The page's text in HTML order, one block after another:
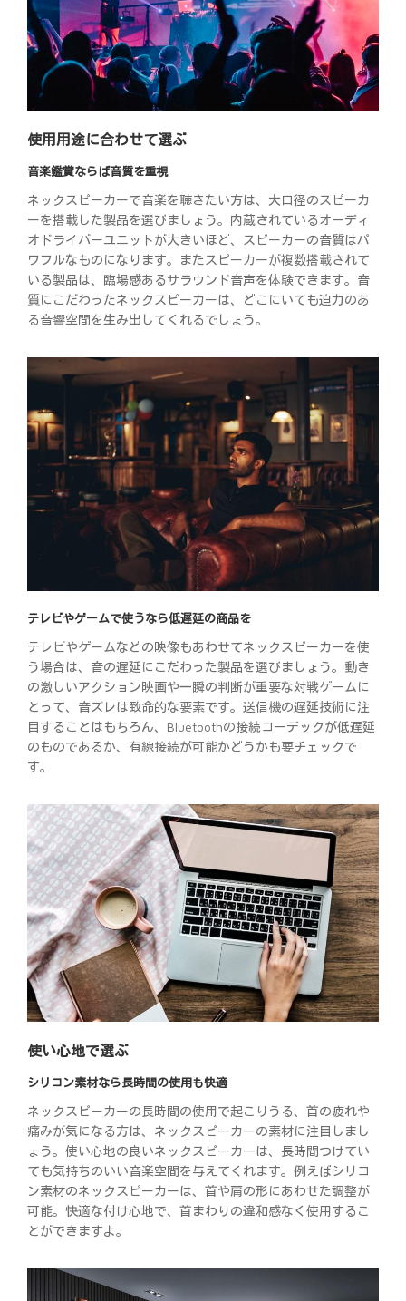
使用用途に合わせて選ぶ
音楽鑑賞ならば音質を重視
ネックスピーカーで音楽を聴きたい方は、大口径のスピーカ
ーを搭載した製品を選びましょう。内蔵されているオーディ
オドライバーユニットが大きいほど、スピーカーの音質はパ
ワフルなものになります。またスピーカーが複数搭載されて
いる製品は、臨場感あるサラウンド音声を体験できます。音
質にこだわったネックスピーカーは、どこにいても迫力のあ
る音響空間を生み出してくれるでしょう。
テレビやゲームで使うなら低遅延の商品を
テレビやゲームなどの映像もあわせてネックスピーカーを使
う場合は、音の遅延にこだわった製品を選びましょう。動き
の激しいアクション映画や一瞬の判断が重要な対戦ゲームに
とって、音ズレは致命的な要素です。送信機の遅延技術に注
目することはもちろん、Bluetoothの接続コーデックが低遅延
のものであるか、有線接続が可能かどうかも要チェックで
す。
使い心地で選ぶ
シリコン素材なら長時間の使用も快適
ネックスピーカーの長時間の使用で起こりうる、首の疲れや
痛みが気になる方は、ネックスピーカーの素材に注目しまし
ょう。使い心地の良いネックスピーカーは、長時間つけてい
ても気持ちのいい音楽空間を与えてくれます。例えばシリコ
ン素材のネックスピーカーは、首や肩の形にあわせた調整が
可能。快適な付け心地で、首まわりの違和感なく使用するこ
とができますよ。